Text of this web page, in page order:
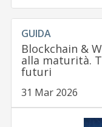
GUIDA
Blockchain &
alla maturità.
futuri
31 Mar 2026